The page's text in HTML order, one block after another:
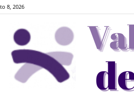
8, 2026